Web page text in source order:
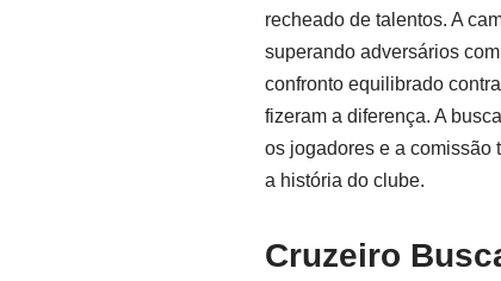
recheado de talentos. A
superando adversários
confronto equilibrado
fizeram a diferença. A
os jogadores e a comissão
a história do clube.
Cruzeiro